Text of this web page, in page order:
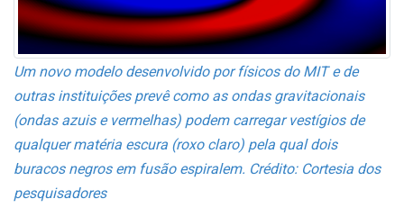
Um novo modelo desenvolvido por físicos do MIT e de
outras instituições prevê como as ondas gravitacionais
(ondas azuis e vermelhas) podem carregar vestígios de
qualquer matéria escura (roxo claro) pela qual dois
buracos negros em fusão espiralem. Crédito: Cortesia dos
pesquisadores